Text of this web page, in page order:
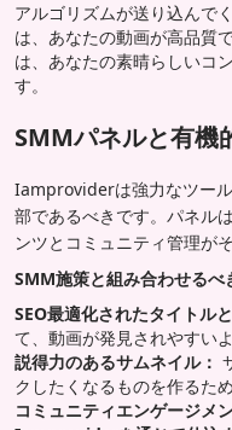
アルゴリズムが送り込んで
は、あなたの動画が高品質
は、あなたの素晴らしいコ
す。
SMMパネルと有機
Iamproviderは強力なツー
部であるべきです。パネル
ンツとコミュニティ管理が
SMM施策と組み合わせるべ
SEO最適化されたタイトル
て、動画が発見されやすい
説得力のあるサムネイル：
クしたくなるものを作るた
コミュニティエンゲージメ